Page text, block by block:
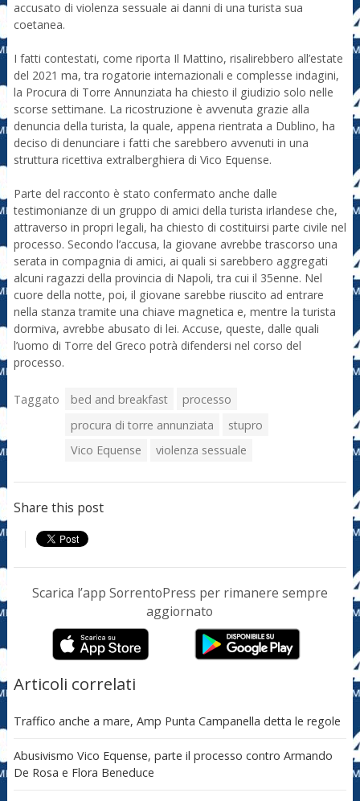
accusato di violenza sessuale ai danni di una turista sua
coetanea.
I fatti contestati, come riporta Il Mattino, risalirebbero all’estate
del 2021 ma, tra rogatorie internazionali e complesse indagini,
la Procura di Torre Annunziata ha chiesto il giudizio solo nelle
scorse settimane. La ricostruzione è avvenuta grazie alla
denuncia della turista, la quale, appena rientrata a Dublino, ha
deciso di denunciare i fatti che sarebbero avvenuti in una
struttura ricettiva extralberghiera di Vico Equense.
Parte del racconto è stato confermato anche dalle
testimonianze di un gruppo di amici della turista irlandese che,
attraverso in propri legali, ha chiesto di costituirsi parte civile nel
processo. Secondo l’accusa, la giovane avrebbe trascorso una
serata in compagnia di amici, ai quali si sarebbero aggregati
alcuni ragazzi della provincia di Napoli, tra cui il 35enne. Nel
cuore della notte, poi, il giovane sarebbe riuscito ad entrare
nella stanza tramite una chiave magnetica e, mentre la turista
dormiva, avrebbe abusato di lei. Accuse, queste, dalle quali
l’uomo di Torre del Greco potrà difendersi nel corso del
processo.
Taggato bed and breakfast
processo
procura di torre annunziata
stupro
Vico Equense
violenza sessuale
Share this post
Scarica l’app SorrentoPress per rimanere sempre
aggiornato
Articoli correlati
Traffico anche a mare, Amp Punta Campanella detta le regole
Abusivismo Vico Equense, parte il processo contro Armando
De Rosa e Flora Beneduce